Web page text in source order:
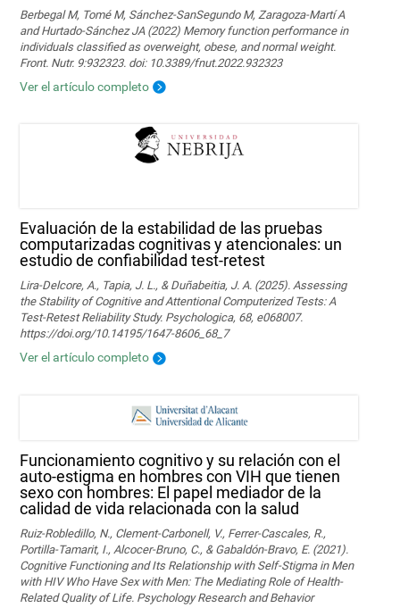
Berbegal M, Tomé M, Sánchez-SanSegundo M, Zaragoza-Martí A
and Hurtado-Sánchez JA (2022) Memory function performance in
individuals classified as overweight, obese, and normal weight.
Front. Nutr. 9:932323. doi: 10.3389/fnut.2022.932323
Ver el artículo completo
Evaluación de la estabilidad de las pruebas
computarizadas cognitivas y atencionales: un
estudio de confiabilidad test-retest
Lira-Delcore, A., Tapia, J. L., & Duñabeitia, J. A. (2025). Assessing
the Stability of Cognitive and Attentional Computerized Tests: A
Test-Retest Reliability Study. Psychologica, 68, e068007.
https://doi.org/10.14195/1647-8606_68_7
Ver el artículo completo
Funcionamiento cognitivo y su relación con el
auto-estigma en hombres con VIH que tienen
sexo con hombres: El papel mediador de la
calidad de vida relacionada con la salud
Ruiz-Robledillo, N., Clement-Carbonell, V., Ferrer-Cascales, R.,
Portilla-Tamarit, I., Alcocer-Bruno, C., & Gabaldón-Bravo, E. (2021).
Cognitive Functioning and Its Relationship with Self-Stigma in Men
with HIV Who Have Sex with Men: The Mediating Role of Health-
Related Quality of Life. Psychology Research and Behavior